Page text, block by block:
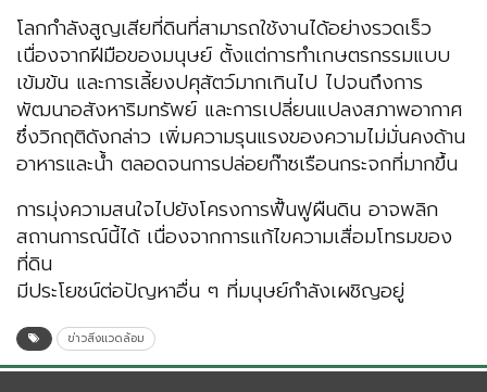
โลกกำลังสูญเสียที่ดินที่สามารถใช้งานได้อย่างรวดเร็ว
เนื่องจากฝีมือของมนุษย์ ตั้งแต่การทำเกษตรกรรมแบบ
เข้มข้น และการเลี้ยงปศุสัตว์มากเกินไป ไปจนถึงการ
พัฒนาอสังหาริมทรัพย์ และการเปลี่ยนแปลงสภาพอากาศ
ซึ่งวิกฤติดังกล่าว เพิ่มความรุนแรงของความไม่มั่นคงด้าน
อาหารและน้ำ ตลอดจนการปล่อยก๊าซเรือนกระจกที่มากขึ้น
การมุ่งความสนใจไปยังโครงการฟื้นฟูผืนดิน อาจพลิก
สถานการณ์นี้ได้ เนื่องจากการแก้ไขความเสื่อมโทรมของ
ที่ดิน
มีประโยชน์ต่อปัญหาอื่น ๆ ที่มนุษย์กำลังเผชิญอยู่
ข่าวสิ่งแวดล้อม